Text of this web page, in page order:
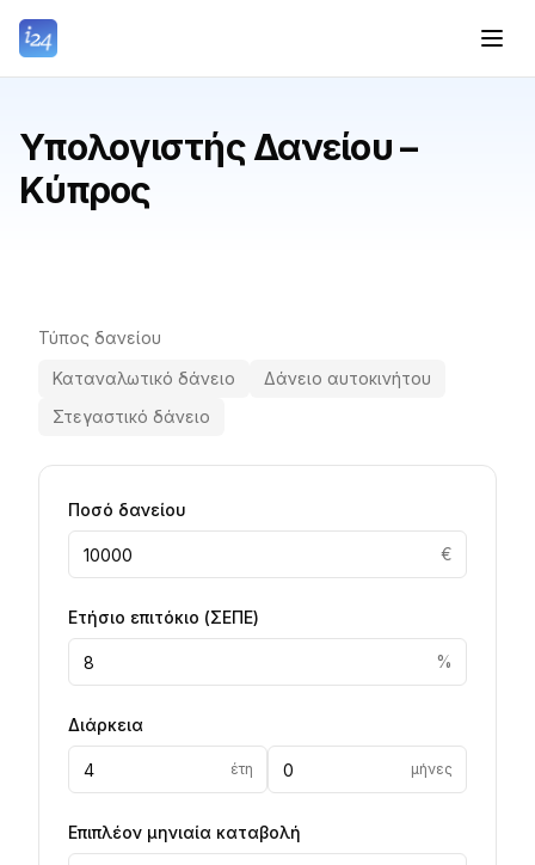
Υπολογιστής Δανείου –
Κύπρος
Τύπος δανείου
Καταναλωτικό δάνειο
Δάνειο αυτοκινήτου
Στεγαστικό δάνειο
Ποσό δανείου
€
Ετήσιο επιτόκιο (ΣΕΠΕ)
%
Διάρκεια
έτη μήνες
Επιπλέον μηνιαία καταβολή